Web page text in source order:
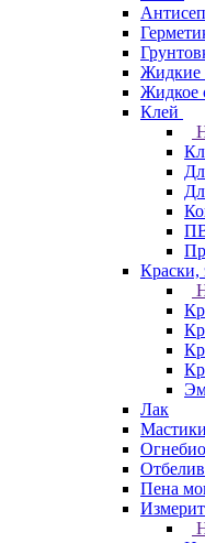
Жидкие
Жидкое
Клей
Краски,
Лак
Мастики
Пена